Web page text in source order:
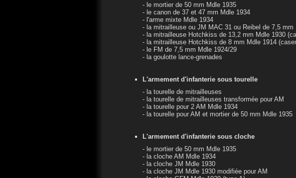
- le mortier de 50 mm Mdle 1935
- le canon de 37 et 47 mm Mdle 1934
- l'arme mixte Mdle 1934
- la mitrailleuse ou JM MAC 31 ou Reibel de 7,5 mm
- la mitrailleuse Hotchkiss de 13,2 mm Mdle 1930
- la mitrailleuse Hotchkiss de 8 mm Mdle 1914
- le FM de 7,5 mm Mdle 1924/29
- la goulotte lance-grenades
L'armement d'infanterie sous tourelle
- la tourelle de mitrailleuses
- la tourelle de mitrailleuses transformée pour AM
- la tourelle pour 2 AM Mdle 1934
- la tourelle pour AM et mortier de 50 mm Mdle 1935
L'armement d'infanterie sous cloche
- le mortier de 50 mm Mdle 1935
- la cloche AM Mdle 1934
- la cloche JM Mdle 1930
- la cloche JM Mdle 1930 modifiée pour AM